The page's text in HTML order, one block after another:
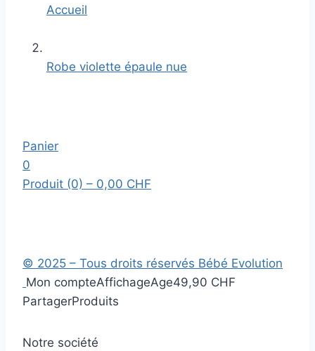
Accueil
Robe violette épaule nue
Panier
0
Produit (0) – 0,00 CHF
© 2025 – Tous droits réservés Bébé Evolution
Mon compteAffichageAge49,90 CHF
PartagerProduits
Notre société